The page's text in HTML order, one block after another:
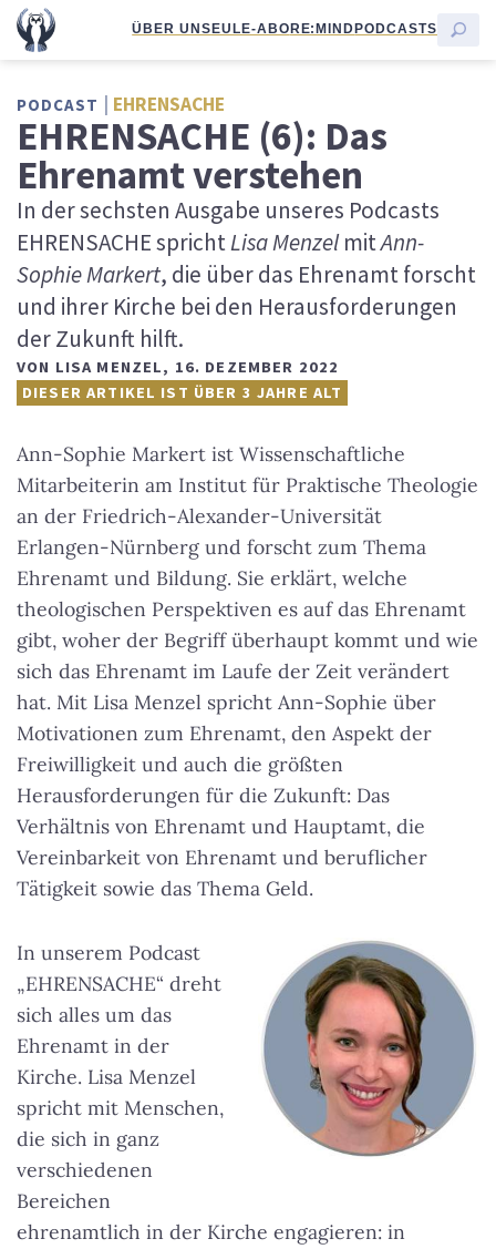
ÜBER UNSEULE-ABORE:MINDPODCASTS
PODCAST EHRENSACHE
EHRENSACHE (6): Das
Ehrenamt verstehen
In der sechsten Ausgabe unseres Podcasts
EHRENSACHE sprichtLisa MenzelmitAnn-
Sophie Markert, die über das Ehrenamt forscht
und ihrer Kirche bei den Herausforderungen
der Zukunft hilft.
VON LISA MENZEL, 16. DEZEMBER 2022
DIESER ARTIKEL IST ÜBER 3 JAHRE ALT
Ann-Sophie Markert ist Wissenschaftliche
Mitarbeiterin am Institut für Praktische Theologie
an der Friedrich-Alexander-Universität
Erlangen-Nürnberg und forscht zum Thema
Ehrenamt und Bildung. Sie erklärt, welche
theologischen Perspektiven es auf das Ehrenamt
gibt, woher der Begriff überhaupt kommt und wie
sich das Ehrenamt im Laufe der Zeit verändert
hat. Mit Lisa Menzel spricht Ann-Sophie über
Motivationen zum Ehrenamt, den Aspekt der
Freiwilligkeit und auch die größten
Herausforderungen für die Zukunft: Das
Verhältnis von Ehrenamt und Hauptamt, die
Vereinbarkeit von Ehrenamt und beruflicher
Tätigkeit sowie das Thema Geld.
In unserem Podcast
„EHRENSACHE“ dreht
sich alles um das
Ehrenamt in der
Kirche. Lisa Menzel
spricht mit Menschen,
die sich in ganz
verschiedenen
Bereichen
ehrenamtlich in der Kirche engagieren: in